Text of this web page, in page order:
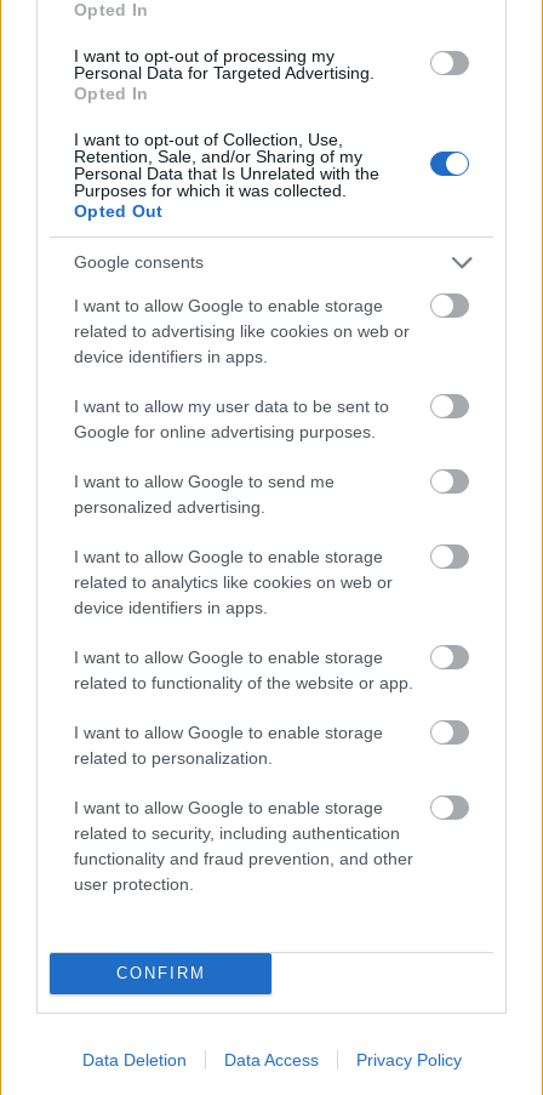
Opted In
I want to opt-out of processing my
Personal Data for Targeted Advertising.
Opted In
I want to opt-out of Collection, Use,
Retention, Sale, and/or Sharing of my
Personal Data that Is Unrelated with the
Purposes for which it was collected.
Opted Out
Google consents
I want to allow Google to enable storage
related to advertising like cookies on web or
device identifiers in apps.
I want to allow my user data to be sent to
Google for online advertising purposes.
I want to allow Google to send me
personalized advertising.
I want to allow Google to enable storage
related to analytics like cookies on web or
device identifiers in apps.
I want to allow Google to enable storage
related to functionality of the website or app.
I want to allow Google to enable storage
related to personalization.
I want to allow Google to enable storage
related to security, including authentication
functionality and fraud prevention, and other
user protection.
CONFIRM
Data Deletion Data Access Privacy Policy